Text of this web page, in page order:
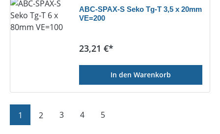
ABC-SPAX-S Seko Tg-T 3,5 x 20mm
VE=200
Regulärer Preis:
23,21 €*
In den Warenkorb
Seite
1 Seite
2 Seite
3 Seite
4 Seite
5